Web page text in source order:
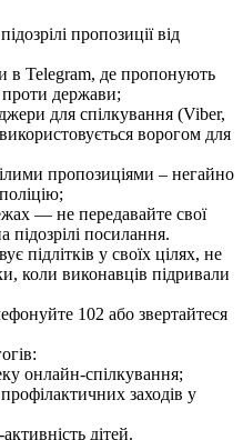
пропозиції від
в Telegram, де пропонують
проти держави;
для спілкування (Viber,
ворогом для
пропозиціями – негайно
— не передавайте свої
підозрілі посилання.
підлітків у своїх цілях, не
коли виконавців підривали
102 або звертайтеся
онлайн-спілкування;
заходів у
дітей.